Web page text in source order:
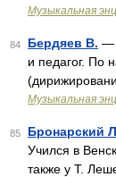
Музыкальная
84 Бердяев В. —
и педагог. По
Музыкальная
85 Бронарский
Учился в
также у Т.